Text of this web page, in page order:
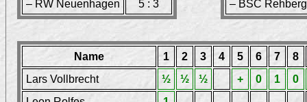
– RW Neuenhagen
5 : 3
– BSC
Name 1 2 3 4 5 6 7
8
Lars Vollbrecht
½ ½ ½ + 0 1
0